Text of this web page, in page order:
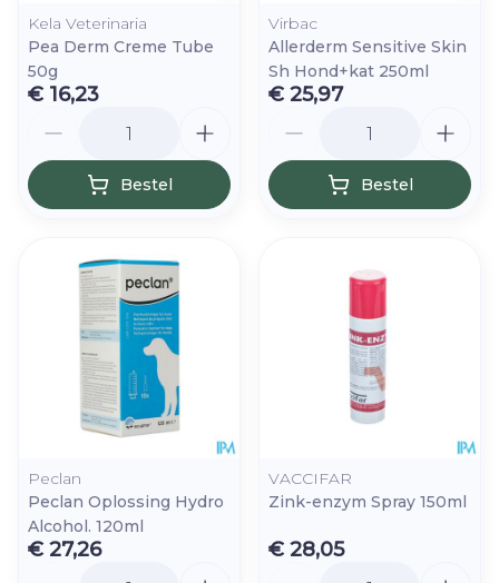
Kela Veterinaria
Pea Derm Creme Tube
50g
€ 16,23
Bestel
Virbac
Allerderm Sensitive Skin
Sh Hond+kat 250ml
€ 25,97
Bestel
Peclan
Peclan Oplossing Hydro
Alcohol. 120ml
€ 27,26
VACCIFAR
Zink-enzym Spray 150ml
€ 28,05